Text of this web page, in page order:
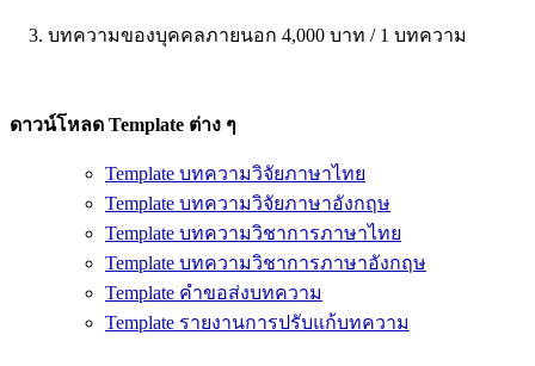
3. บทความของบุคคลภายนอก 4,000 บาท / 1 บทความ
ดาวน์โหลด Template ต่าง ๆ
Template บทความวิจัยภาษาไทย
Template บทความวิจัยภาษาอังกฤษ
Template บทความวิชาการภาษาไทย
Template บทความวิชาการภาษาอังกฤษ
Template คำขอส่งบทความ
Template รายงานการปรับแก้บทความ